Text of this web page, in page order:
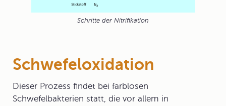
Schritte der Nitrifikation
Schwefeloxidation
Dieser Prozess findet bei farblosen
Schwefelbakterien statt, die vor allem in